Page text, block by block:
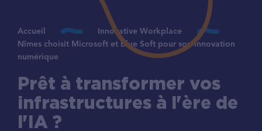
Accueil
Innovative Workplace
Nîmes choisit Microsoft et Blue Soft pour son innovation
numérique
Prêt à transformer vos
infrastructures à l'ère de
l'IA ?